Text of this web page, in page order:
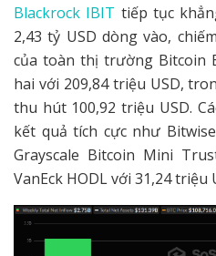
Blackrock IBIT tiếp tục
2,43 tỷ USD dòng vào,
của toàn thị trường Bitcoin
hai với 209,84 triệu USD,
thu hút 100,92 triệu USD.
kết quả tích cực như
Grayscale Bitcoin Mini
VanEck HODL với 31,24 triệu